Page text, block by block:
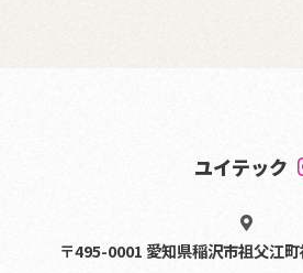
ユイテック
〒495-0001 愛知県稲沢市祖父江